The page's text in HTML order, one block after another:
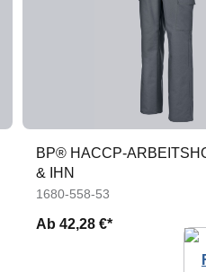
BP® HACCP-
& IHN
1680-558-53
Ab42,28 €*